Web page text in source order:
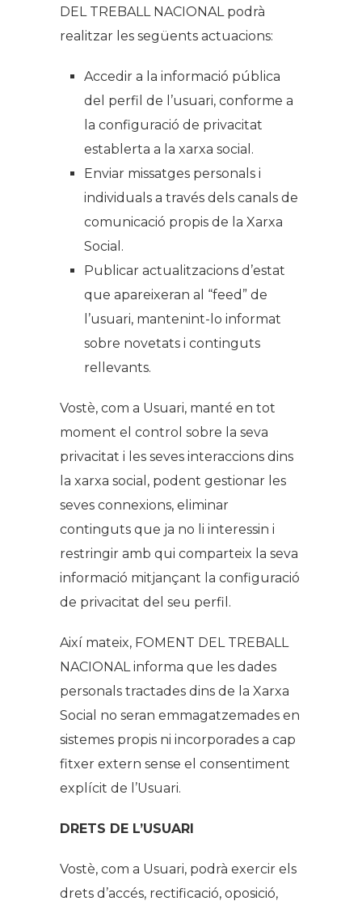
DEL TREBALL NACIONAL podrà
realitzar les següents actuacions:
Accedir a la informació pública
del perfil de l’usuari, conforme a
la configuració de privacitat
establerta a la xarxa social.
Enviar missatges personals i
individuals a través dels canals de
comunicació propis de la Xarxa
Social.
Publicar actualitzacions d’estat
que apareixeran al “feed” de
l’usuari, mantenint-lo informat
sobre novetats i continguts
rellevants.
Vostè, com a Usuari, manté en tot
moment el control sobre la seva
privacitat i les seves interaccions dins
la xarxa social, podent gestionar les
seves connexions, eliminar
continguts que ja no li interessin i
restringir amb qui comparteix la seva
informació mitjançant la configuració
de privacitat del seu perfil.
Així mateix, FOMENT DEL TREBALL
NACIONAL informa que les dades
personals tractades dins de la Xarxa
Social no seran emmagatzemades en
sistemes propis ni incorporades a cap
fitxer extern sense el consentiment
explícit de l’Usuari.
DRETS DE L’USUARI
Vostè, com a Usuari, podrà exercir els
drets d’accés, rectificació, oposició,